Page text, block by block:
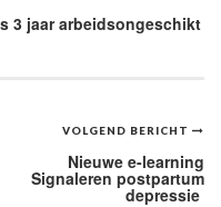
3 jaar arbeidsongeschikt
VOLGEND BERICHT
Nieuwe e-learning
Signaleren postpartum
depressie